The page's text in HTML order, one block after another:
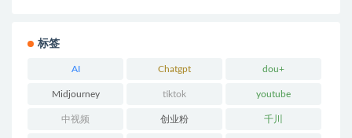
标签
AI Chatgpt dou+
Midjourney tiktok youtube
中视频 创业粉 千川